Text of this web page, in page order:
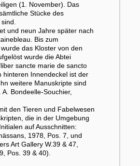
(1. November). Das
Stücke des
und neun Jahre später nach
Bis zum
das Kloster von den
wurde die Abtei
sancte marie de sancto
hinteren Innendeckel ist der
weitere Manuskripte sind
Bondeelle-Souchier,
den Tieren und Fabelwesen
die in der Umgebung
auf Ausschnitten:
1978, Pos. 7, und
Art Gallery W.39 & 47,
Pos. 39 & 40).